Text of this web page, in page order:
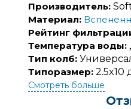
Производитель:
Материал:
Рейтинг
Температура воды:
Тип колб:
Типоразмер: 2.5x10
Смотреть больше